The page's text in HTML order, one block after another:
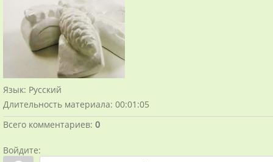
Язык: Русский
Длительность материала: 00:01:05
Всего комментариев: 0
Войдите: